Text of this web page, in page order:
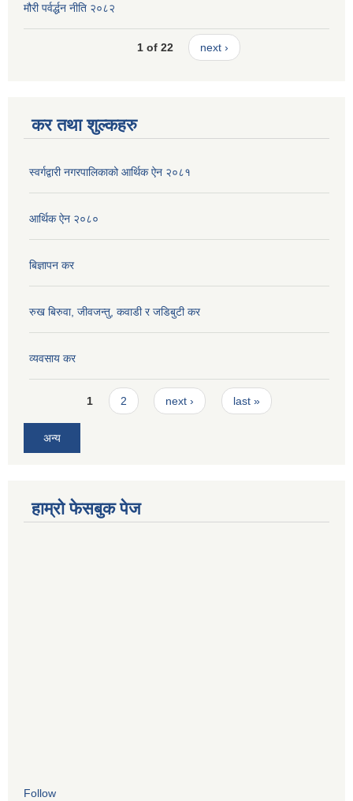
मौरी पर्वर्द्धन नीति २०८२
1 of 22 next ›
कर तथा शुल्कहरु
स्वर्गद्वारी नगरपालिकाको आर्थिक ऐन २०८१
आर्थिक ऐन २०८०
बिज्ञापन कर
रुख बिरुवा, जीवजन्तु, कवाडी र जडिबुटी कर
व्यवसाय कर
Pages1 2 next › last »
अन्य
हाम्रो फेसबुक पेज
Follow